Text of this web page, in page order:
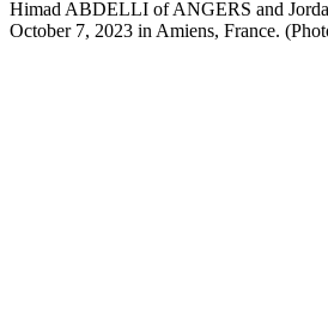
Himad ABDELLI of ANGERS and
October 7, 2023 in Amiens, France.